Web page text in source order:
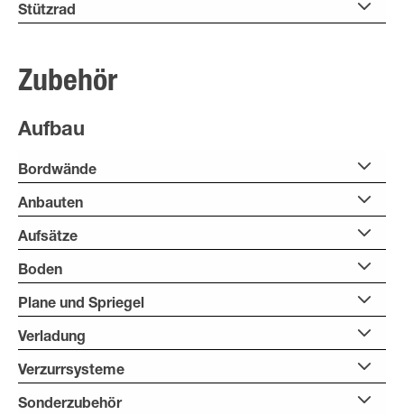
Stützrad
Zubehör
Aufbau
Bordwände
Anbauten
Aufsätze
Boden
Plane und Spriegel
Verladung
Verzurrsysteme
Sonderzubehör